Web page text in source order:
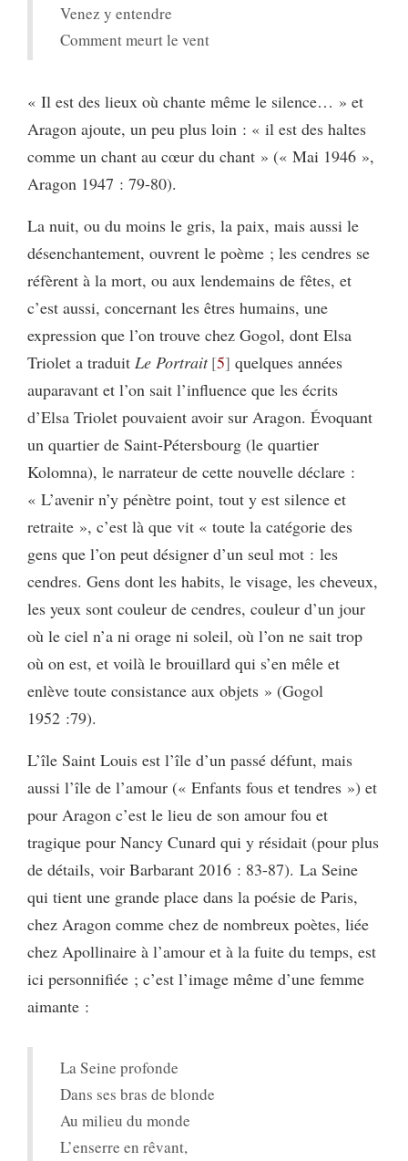
Venez y entendre
Comment meurt le vent
« Il est des lieux où chante même le silence… » et
Aragon ajoute, un peu plus loin : « il est des haltes
comme un chant au cœur du chant » (« Mai 1946 »,
Aragon 1947 : 79-80).
La nuit, ou du moins le gris, la paix, mais aussi le
désenchantement, ouvrent le poème ; les cendres se
réfèrent à la mort, ou aux lendemains de fêtes, et
c’est aussi, concernant les êtres humains, une
expression que l’on trouve chez Gogol, dont Elsa
Triolet a traduit Le Portrait 5 quelques années
auparavant et l’on sait l’influence que les écrits
d’Elsa Triolet pouvaient avoir sur Aragon. Évoquant
un quartier de Saint-Pétersbourg (le quartier
Kolomna), le narrateur de cette nouvelle déclare :
« L’avenir n’y pénètre point, tout y est silence et
retraite », c’est là que vit « toute la catégorie des
gens que l’on peut désigner d’un seul mot : les
cendres. Gens dont les habits, le visage, les cheveux,
les yeux sont couleur de cendres, couleur d’un jour
où le ciel n’a ni orage ni soleil, où l’on ne sait trop
où on est, et voilà le brouillard qui s’en mêle et
enlève toute consistance aux objets » (Gogol
1952 :79).
L’île Saint Louis est l’île d’un passé défunt, mais
aussi l’île de l’amour (« Enfants fous et tendres ») et
pour Aragon c’est le lieu de son amour fou et
tragique pour Nancy Cunard qui y résidait (pour plus
de détails, voir Barbarant 2016 : 83-87). La Seine
qui tient une grande place dans la poésie de Paris,
chez Aragon comme chez de nombreux poètes, liée
chez Apollinaire à l’amour et à la fuite du temps, est
ici personnifiée ; c’est l’image même d’une femme
aimante :
La Seine profonde
Dans ses bras de blonde
Au milieu du monde
L’enserre en rêvant,